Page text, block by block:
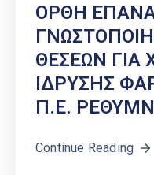
ΟΡΘΗ
ΘΕΣΕΩΝ ΓΙΑ
ΙΔΡΥΣΗΣ
Π.Ε.
Continue Reading